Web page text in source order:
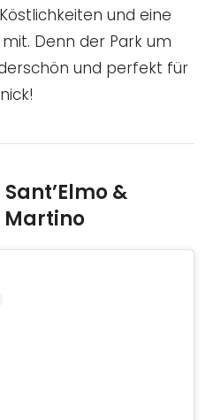
und eine
Denn der Park um
und perfekt für
&
Martino